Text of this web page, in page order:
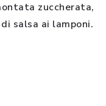
zuccherata,
salsa ai lamponi.